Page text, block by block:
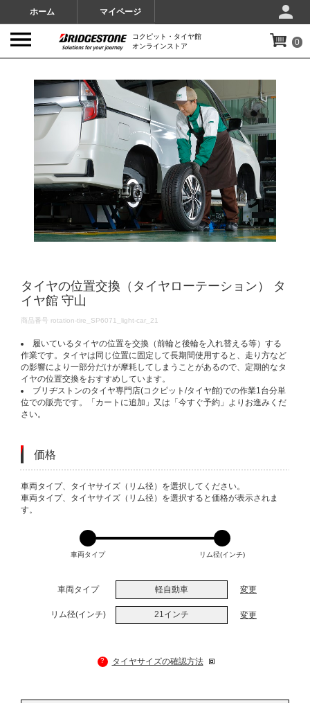
ホーム マイページ
コクピット・タイヤ館
オンラインストア
0
タイヤの位置交換（タイヤローテーション） タ
イヤ館 守山
DETAILS
商品番号 rotation-tire_SP6071_light-car_21
履いているタイヤの位置を交換（前輪と後輪を入れ替える等）する
作業です。タイヤは同じ位置に固定して長期間使用すると、走り方など
の影響により一部分だけが摩耗してしまうことがあるので、定期的なタ
イヤの位置交換をおすすめしています。
ブリヂストンのタイヤ専門店(コクピット/タイヤ館)での作業1台分単
位での販売です。「カートに追加」又は「今すぐ予約」よりお進みくだ
さい。
価格
VARIATIONS
車両タイプ、タイヤサイズ（リム径）を選択してください。
車両タイプ、タイヤサイズ（リム径）を選択すると価格が表示されま
す。
車両タイプ リム径(インチ)
車両タイプ 軽自動車 変更
リム径(インチ) 21インチ 変更
? タイヤサイズの確認方法